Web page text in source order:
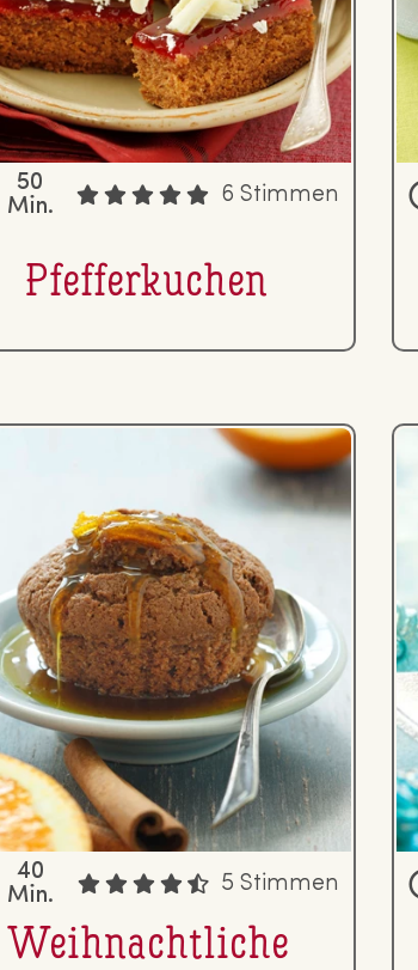
50
Min.
6 Stimmen
Pfef­fer­ku­chen
40
Min.
5 Stimmen
Weih­nacht­li­che